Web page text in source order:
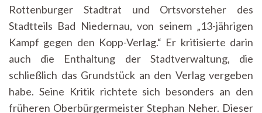
Rottenburger Stadtrat und Ortsvorsteher des
Stadtteils Bad Niedernau, von seinem „13-jährigen
Kampf gegen den Kopp-Verlag.“ Er kritisierte darin
auch die Enthaltung der Stadtverwaltung, die
schließlich das Grundstück an den Verlag vergeben
habe. Seine Kritik richtete sich besonders an den
früheren Oberbürgermeister Stephan Neher. Dieser